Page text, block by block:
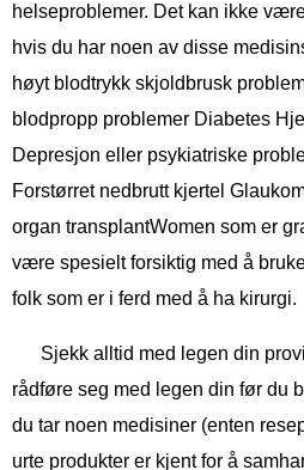
helseproblemer. Det kan ikke
hvis du har noen av disse
høyt blodtrykk skjoldbrusk
blodpropp problemer Diabetes
Depresjon eller psykiatriske
Forstørret nedbrutt kjertel
organ transplantWomen som er
være spesielt forsiktig med å
folk som er i ferd med å ha kirurgi.
Sjekk alltid med legen din
rådføre seg med legen din før du
du tar noen medisiner (enten
urte produkter er kjent for å